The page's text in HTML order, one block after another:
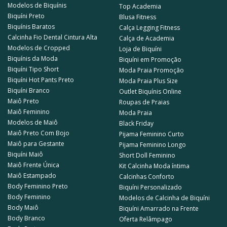
diferentes momentos.
Nosso
é mais do que uma peça de moda praia. Seja
para um dia ensolarado na praia, uma noite agitada na balada, ou um
momento descontraído no clube, ele é uma escolha versátil e fashion!
Invista em qualidade e estilo com os produtos da Summer Soul,
garantindo não apenas moda, mas uma experiência única em cada peça
de alta qualidade!
Modelos de Biquínis
Biquíni Preto
Biquínis Baratos
Calcinha Fio Dental Cintura Alta
Modelos de Cropped
Biquínis da Moda
Biquíni Tipo Short
Biquíni Hot Pants Preto
Biquíni Branco
Maiô Preto
Maiô Feminino
Modelos de Maiô
Maiô Preto Com Bojo
Maiô para Gestante
Biquíni Maiô
Maiô Frente Única
Maiô Estampado
Body Feminino Preto
Body Feminino
Body Maiô
Body Branco
Top Academia
Blusa Fitness
Calça Legging Fitness
Calça de Academia
Loja de Biquíni
Biquíni em Promoção
Moda Praia Promoção
Moda Praia Plus Size
Outlet Biquínis Online
Roupas de Praias
Moda Praia
Black Friday
Pijama Feminino Curto
Pijama Feminino Longo
Short Doll Feminino
Kit Calcinha Moda íntima
Calcinhas Conforto
Biquíni Personalizado
Modelos de Calcinha de Biquíni
Biquíni Amarrado na Frente
Oferta Relâmpago